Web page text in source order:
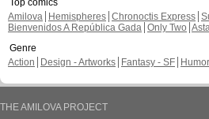
Top comics
Amilova
Hemispheres Chronoctis Express
Bienvenidos A República Gada Only Two
Genre
Action
Design - Artworks Fantasy - SF Humor
THE AMILOVA PROJECT